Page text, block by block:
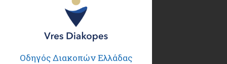
Οδηγός Διακοπών Ελλάδας